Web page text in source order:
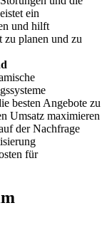
ein
und hilft
zu planen und zu
besten Angebote zu
Umsatz maximieren
der Nachfrage
für